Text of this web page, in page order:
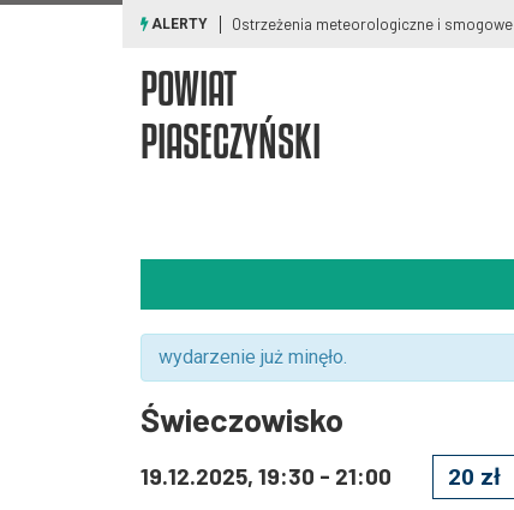
ALERTY Ostrzeżenia meteorologiczne i smogowe
POWIAT
PIASECZYŃSKI
wydarzenie już minęło.
Świeczowisko
19.12.2025, 19:30 - 21:00 20 zł